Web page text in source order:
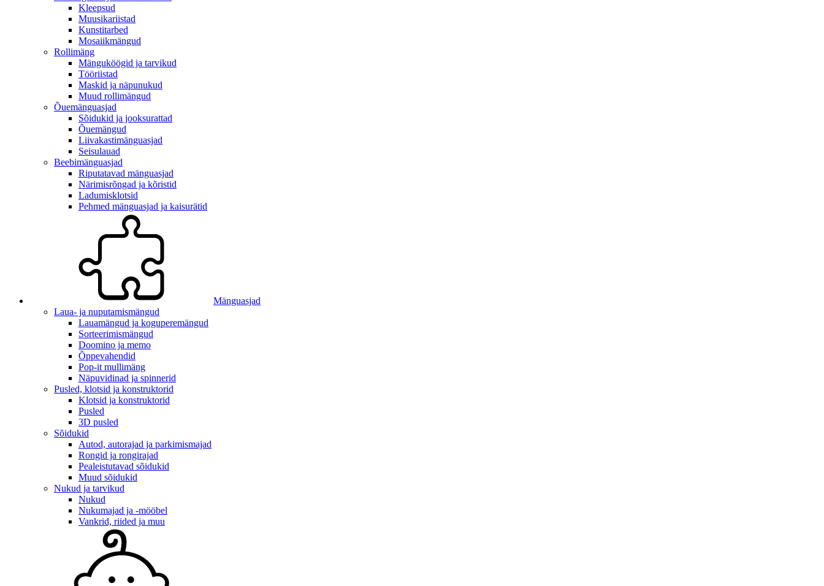
Kleepsud
Muusikariistad
Kunstitarbed
Mosaiikmängud
Rollimäng
Mänguköögid ja tarvikud
Tööriistad
Maskid ja näpunukud
Muud rollimängud
Õuemänguasjad
Sõidukid ja jooksurattad
Õuemängud
Liivakastimänguasjad
Seisulauad
Beebimänguasjad
Riputatavad mänguasjad
Närimisrõngad ja kõristid
Ladumisklotsid
Pehmed mänguasjad ja kaisurätid
Mänguasjad
Laua- ja nuputamismängud
Lauamängud ja koguperemängud
Sorteerimismängud
Doomino ja memo
Õppevahendid
Pop-it mullimäng
Näpuvidinad ja spinnerid
Pusled, klotsid ja konstruktorid
Klotsid ja konstruktorid
Pusled
3D pusled
Sõidukid
Autod, autorajad ja parkimismajad
Rongid ja rongirajad
Pealeistutavad sõidukid
Muud sõidukid
Nukud ja tarvikud
Nukud
Nukumajad ja -mööbel
Vankrid, riided ja muu